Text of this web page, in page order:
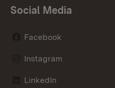
Social Media
Facebook
Instagram
LinkedIn